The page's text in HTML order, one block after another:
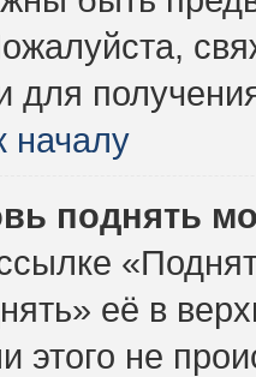
для
началу
поднять
её в
не